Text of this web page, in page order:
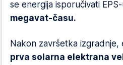
se energija isporučivati
megavat-času.
Nakon završetka izgradnje,
prva solarna elektrana